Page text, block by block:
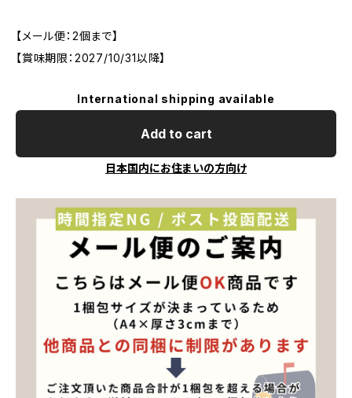
【メール便：2個まで】
【賞味期限：2027/10/31以降】
International shipping available
Add to cart
日本国内にお住まいの方向け